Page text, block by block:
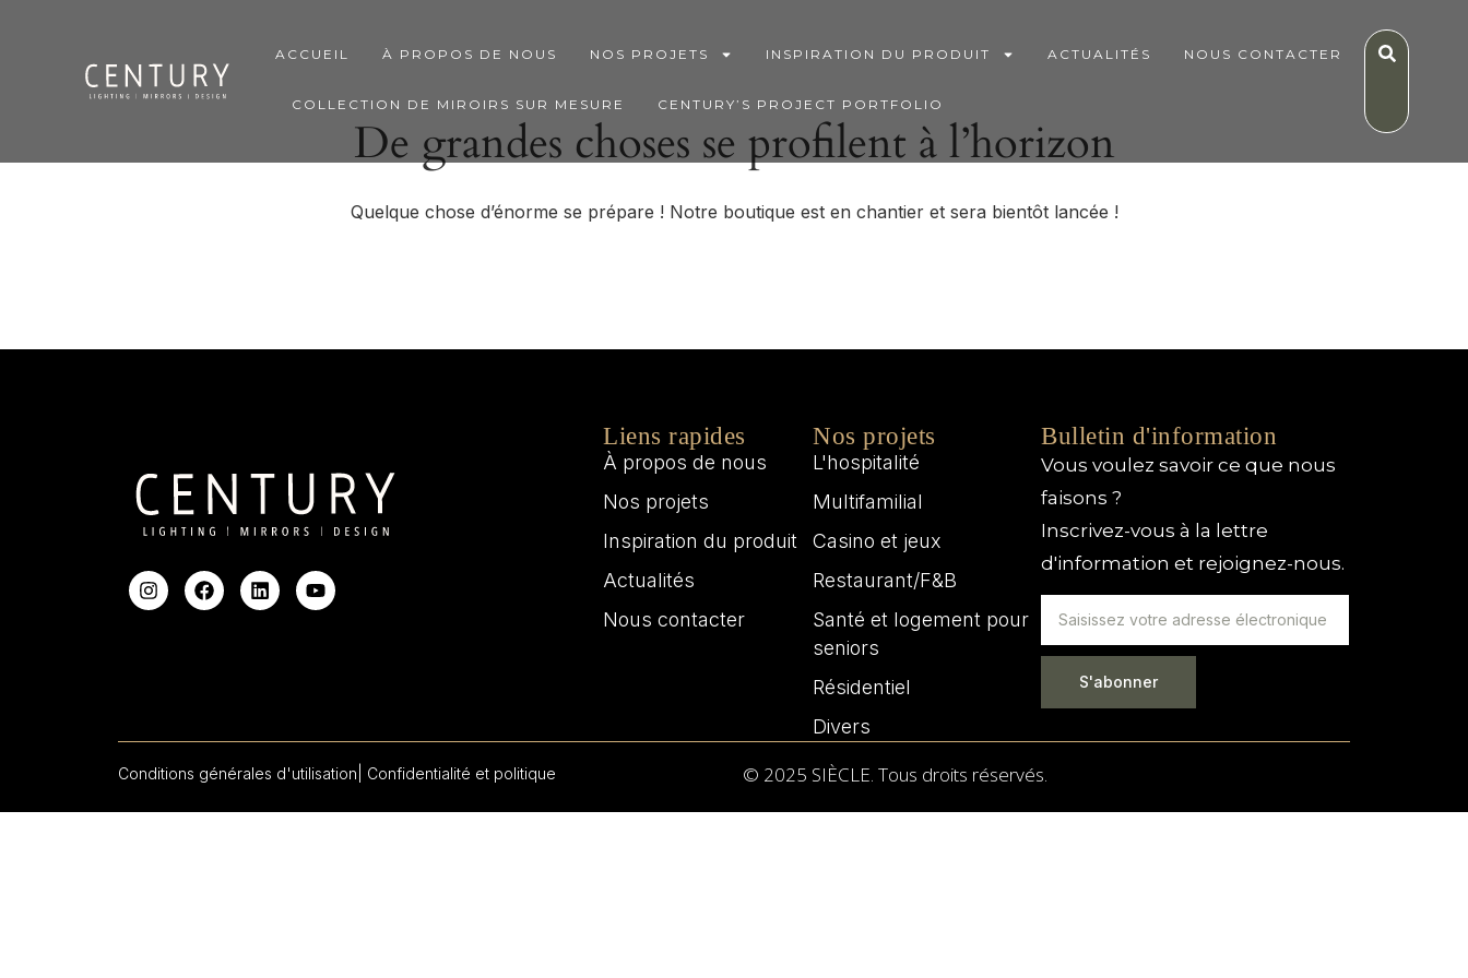
ACCUEIL À PROPOS DE NOUS NOS PROJETS INSPIRATION DU PRODUIT ACTUALITÉS NOUS CONTACTER
COLLECTION DE MIROIRS SUR MESURE CENTURY’S PROJECT PORTFOLIO
De grandes choses se profilent à l’horizon
Quelque chose d’énorme se prépare ! Notre boutique est en chantier et sera bientôt lancée !
Liens rapides
À propos de nous
Nos projets
Inspiration du produit
Actualités
Nous contacter
Nos projets
L'hospitalité
Multifamilial
Casino et jeux
Restaurant/F&B
Santé et logement pour
seniors
Résidentiel
Divers
Bulletin d'information
Vous voulez savoir ce que nous
faisons ?
Inscrivez-vous à la lettre
d'information et rejoignez-nous.
S'abonner
Conditions générales d'utilisation | Confidentialité et politique © 2025 SIÈCLE. Tous droits réservés.